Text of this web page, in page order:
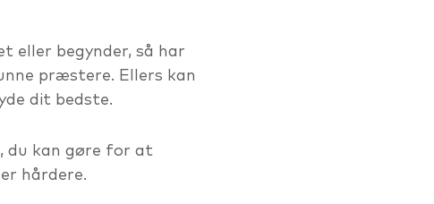
eller begynder, så har
præstere. Ellers kan
dit bedste.
du kan gøre for at
hårdere.